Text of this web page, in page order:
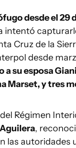
desde el 29
intentó
Cruz de la
desde
a su esposa
Marset, y tres
Régimen
,
las autoridades